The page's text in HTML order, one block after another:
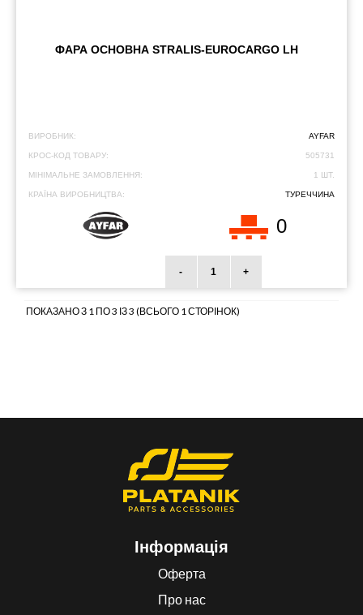
ФАРА ОСНОВНА STRALIS-EUROCARGO LH
ВИРОБНИК: AYFAR
КРОС-КОД ТОВАРУ: 505731
МІНІМАЛЬНЕ ЗАМОВЛЕННЯ: 1 ШТ.
КРАЇНА ВИРОБНИЦТВА: ТУРЕЧЧИНА
0
- +
ПОКАЗАНО З 1 ПО 3 ІЗ 3 (ВСЬОГО 1 СТОРІНОК)
Інформація
Оферта
Про нас